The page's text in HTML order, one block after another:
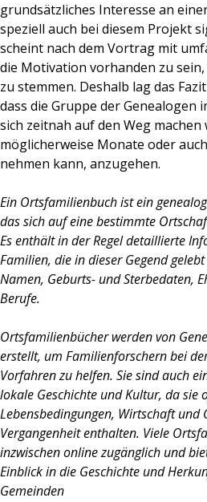
grundsätzliches Interesse an
speziell auch bei diesem Projekt
scheint nach dem Vortrag mit
die Motivation vorhanden zu
zu stemmen. Deshalb lag das
dass die Gruppe der Genealogen
sich zeitnah auf den Weg machen
möglicherweise Monate oder
nehmen kann, anzugehen.
Ein Ortsfamilienbuch ist ein
das sich auf eine bestimmte
Es enthält in der Regel detaillierte
Familien, die in dieser Gegend
Namen, Geburts- und Sterbedaten,
Berufe.
Ortsfamilienbücher werden von
erstellt, um Familienforschern bei
Vorfahren zu helfen. Sie sind auch
lokale Geschichte und Kultur, da
Lebensbedingungen, Wirtschaft und
Vergangenheit enthalten. Viele
inzwischen online zugänglich und
Einblick in die Geschichte und
Gemeinden